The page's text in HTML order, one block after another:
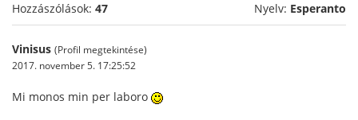
Hozzászólások: 47 Nyelv: Esperanto
Vinisus (Profil megtekintése)
2017. november 5. 17:25:52
Mi monos min per laboro